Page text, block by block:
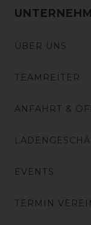
ÜBER UNS
TEAMREITER
ANFAHRT &
EVENTS
TERMIN